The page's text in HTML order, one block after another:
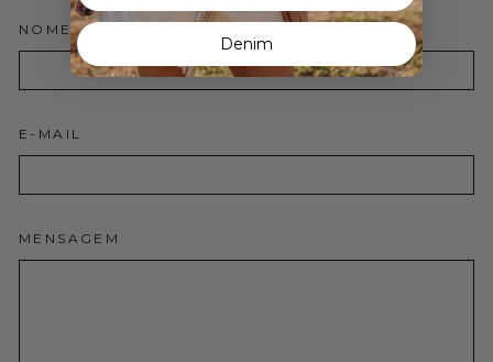
NOME
E-MAIL
MENSAGEM
Denim